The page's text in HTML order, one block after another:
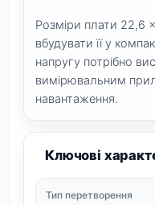
Розміри плати 22,6
вбудувати її у
напругу потрібно
вимірювальним
навантаження.
Ключові
Тип перетворення